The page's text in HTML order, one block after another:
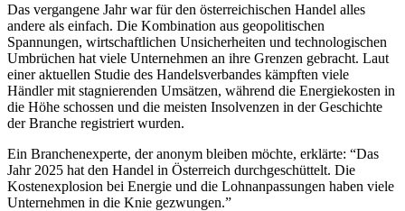
Das vergangene Jahr war für den österreichischen Handel alles
andere als einfach. Die Kombination aus geopolitischen
Spannungen, wirtschaftlichen Unsicherheiten und technologischen
Umbrüchen hat viele Unternehmen an ihre Grenzen gebracht. Laut
einer aktuellen Studie des Handelsverbandes kämpften viele
Händler mit stagnierenden Umsätzen, während die Energiekosten in
die Höhe schossen und die meisten Insolvenzen in der Geschichte
der Branche registriert wurden.
Ein Branchenexperte, der anonym bleiben möchte, erklärte: “Das
Jahr 2025 hat den Handel in Österreich durchgeschüttelt. Die
Kostenexplosion bei Energie und die Lohnanpassungen haben viele
Unternehmen in die Knie gezwungen.”